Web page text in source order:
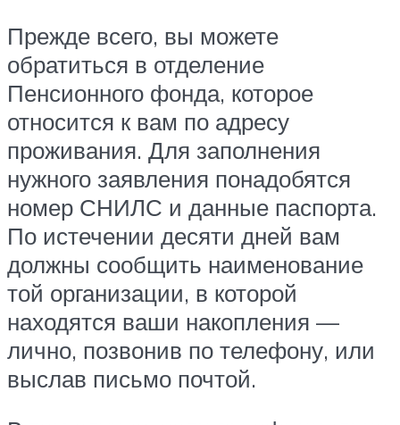
Прежде всего, вы можете
обратиться в отделение
Пенсионного фонда, которое
относится к вам по адресу
проживания. Для заполнения
нужного заявления понадобятся
номер СНИЛС и данные паспорта.
По истечении десяти дней вам
должны сообщить наименование
той организации, в которой
находятся ваши накопления —
лично, позвонив по телефону, или
выслав письмо почтой.